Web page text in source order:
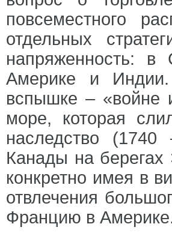
повсеместного
отдельных
напряженность: в
Америке и
вспышке – «войне
море, которая
наследство
Канады на
конкретно имея в
отвлечения
Францию в